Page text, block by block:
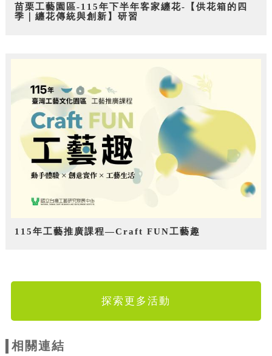
苗栗工藝園區-115年下半年客家纏花-【供花箱的四
季｜纏花傳統與創新】研習
115年工藝推廣課程—Craft FUN工藝趣
探索更多活動
相關連結